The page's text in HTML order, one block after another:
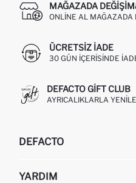
MAĞAZADA
ONLINE AL MAĞAZADA
ÜCRETSIZ IADE
30 GÜN IÇERISINDE
DEFACTO GIFT CLUB
AYRICALIKLARLA
DEFACTO
HAKKIMIZDA
YARDIM